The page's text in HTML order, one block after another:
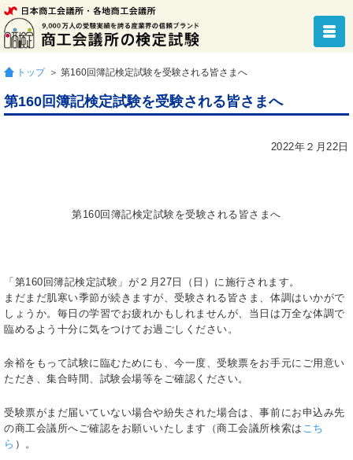
トップ ＞ 第160回簿記検定試験を受験される皆さまへ
第160回簿記検定試験を受験される皆さまへ
2022年２月22日
第160回簿記検定試験を受験される皆さまへ
「第160回簿記検定試験」が２月27日（日）に施行されます。
まだまだ肌寒い季節が続きますが、受験される皆さま、体調はいかがで
しょうか。毎日の学習でお疲れかもしれませんが、当日は万全な体調で
臨めるよう十分に気をつけてお過ごしください。
余裕をもって試験に臨むためにも、今一度、受験票をお手元にご用意い
ただき、集合時間、試験会場等をご確認ください。
受験票がまだ届いていない場合や紛失された場合は、事前にお申込み先
の商工会議所へご確認をお願いいたします（商工会議所検索は こち
ら ）。